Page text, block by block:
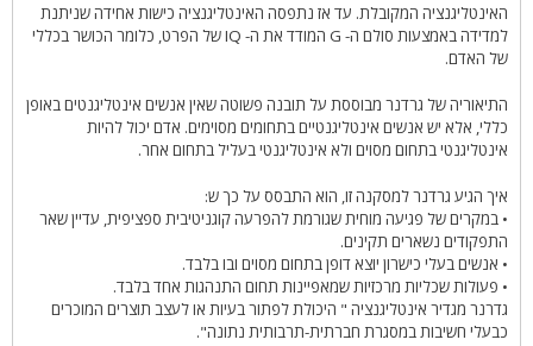
האינטליגנציה המקובלת. עד אז נתפסה האינטליגנציה כישות אחידה שניתנת
למדידה באמצעות סולם ה- G המודד את ה- IQ של הפרט, כלומר הכושר בכללי
של האדם.
התיאוריה של גרדנר מבוססת על תובנה פשוטה שאין אנשים אינטליגנטים באופן
כללי, אלא יש אנשים אינטליגנטיים בתחומים מסוימים. אדם יכול להיות
אינטליגנטי בתחום מסוים ולא אינטליגנטי בעליל בתחום אחר.
איך הגיע גרדנר למסקנה זו, הוא התבסס על כך ש:
• במקרים של פגיעה מוחית שגורמת להפרעה קוגניטיבית ספציפית, עדיין שאר
התפקודים נשארים תקינים.
• אנשים בעלי כישרון יוצא דופן בתחום מסוים ובו בלבד.
• פעולות שכליות מרכזיות שמאפיינות תחום התנהגות אחד בלבד.
גדרנר מגדיר אינטליגנציה " היכולת לפתור בעיות או לעצב תוצרים המוכרים
כבעלי חשיבות במסגרת חברתית-תרבותית נתונה".